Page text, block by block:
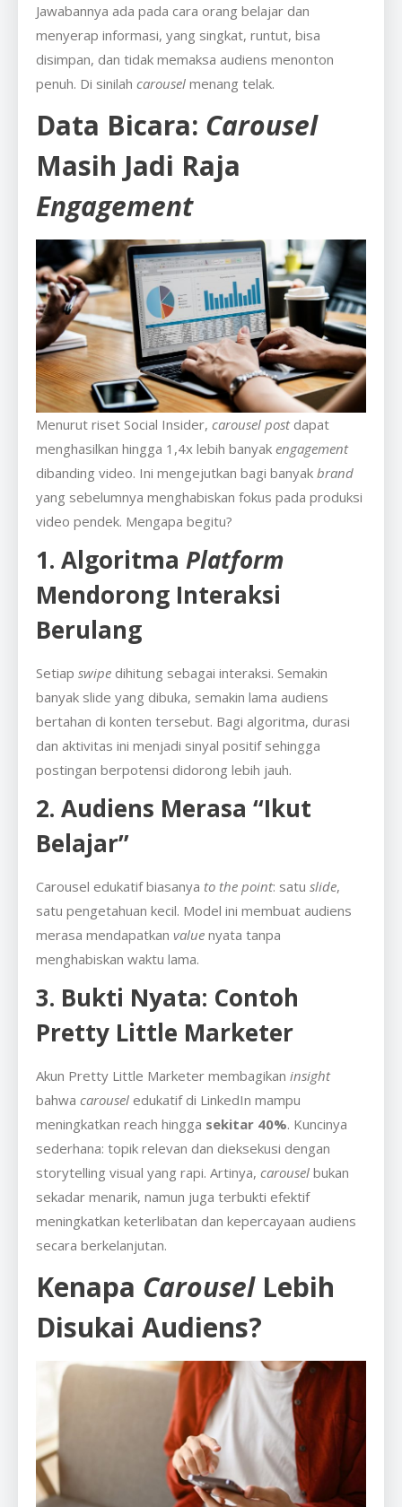
Jawabannya ada pada cara orang belajar dan
menyerap informasi, yang singkat, runtut, bisa
disimpan, dan tidak memaksa audiens menonton
penuh. Di sinilah carousel menang telak.
Data Bicara: Carousel
Masih Jadi Raja
Engagement
Menurut riset Social Insider, carousel postdapat
menghasilkan hingga 1,4x lebih banyak engagement
dibanding video. Ini mengejutkan bagi banyak brand
yang sebelumnya menghabiskan fokus pada produksi
video pendek. Mengapa begitu?
1. Algoritma Platform
Mendorong Interaksi
Berulang
Setiap swipe dihitung sebagai interaksi. Semakin
banyak slide yang dibuka, semakin lama audiens
bertahan di konten tersebut. Bagi algoritma, durasi
dan aktivitas ini menjadi sinyal positif sehingga
postingan berpotensi didorong lebih jauh.
2. Audiens Merasa “Ikut
Belajar”
Carousel edukatif biasanya to the point: satu slide,
satu pengetahuan kecil. Model ini membuat audiens
merasa mendapatkan value nyata tanpa
menghabiskan waktu lama.
3. Bukti Nyata: Contoh
Pretty Little Marketer
Akun Pretty Little Marketer membagikan insight
bahwa carousel edukatif di LinkedIn mampu
meningkatkan reach hingga sekitar 40%. Kuncinya
sederhana: topik relevan dan dieksekusi dengan
storytelling visual yang rapi. Artinya, carousel bukan
sekadar menarik, namun juga terbukti efektif
meningkatkan keterlibatan dan kepercayaan audiens
secara berkelanjutan.
Kenapa Carousel Lebih
Disukai Audiens?